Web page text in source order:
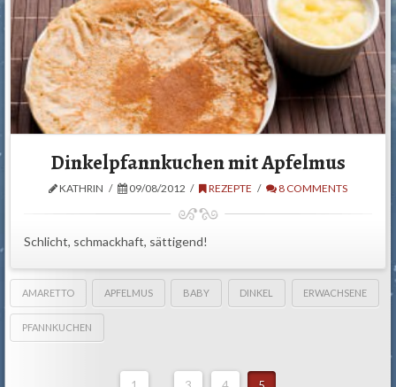
Dinkelpfannkuchen mit Apfelmus
KATHRIN 09/08/2012 REZEPTE 8 COMMENTS
Schlicht, schmackhaft, sättigend!
AMARETTO APFELMUS BABY DINKEL ERWACHSENE
PFANNKUCHEN